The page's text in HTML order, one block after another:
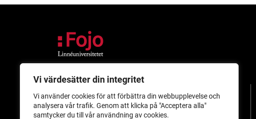
Vi värdesätter din integritet
Vi använder cookies för att förbättra din webbupplevelse och
analysera vår trafik. Genom att klicka på "Acceptera alla"
samtycker du till vår användning av cookies.
Universitetskajen
Pedalstråket 11
Medieinstitutet Fojo
Linnéuniversitetet